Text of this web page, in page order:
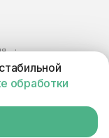
· ОГРНИП
обработки